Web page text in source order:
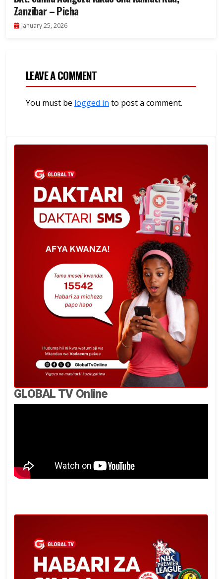
Zanzibar – Picha
January 25, 2026
LEAVE A COMMENT
You must be logged in to post a comment.
GLOBAL TV Online